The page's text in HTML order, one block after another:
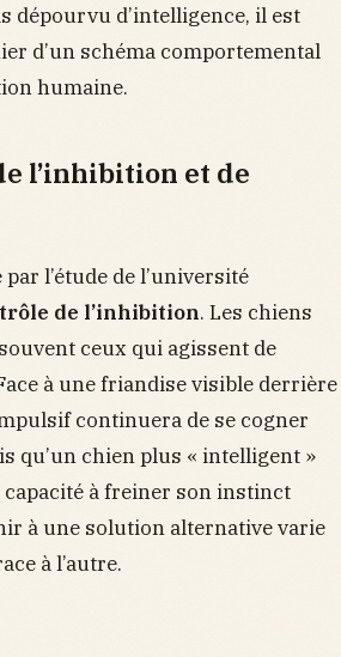
dépourvu d’intelligence, il est
d’un schéma comportemental
humaine.
l’inhibition et de
l’étude de l’université
de l’inhibition. Les chiens
ceux qui agissent de
à une friandise visible derrière
continuera de se cogner
qu’un chien plus « intelligent »
capacité à freiner son instinct
à une solution alternative varie
à l’autre.